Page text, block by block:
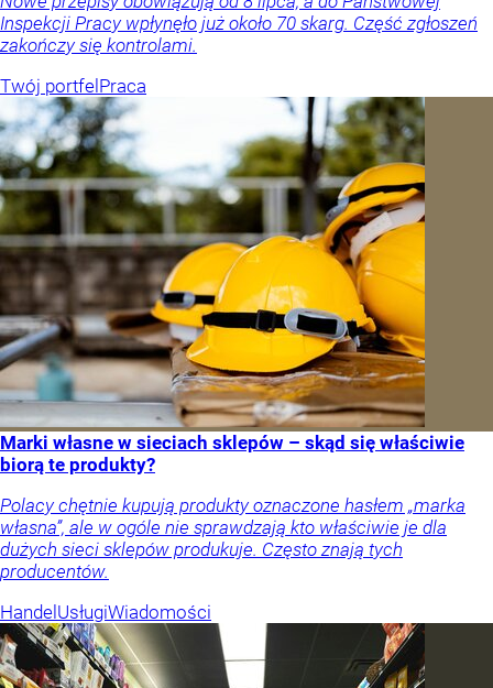
Inspekcji Pracy wpłynęło już około 70 skarg. Część zgłoszeń
zakończy się kontrolami.
Twój portfelPraca
Marki własne w sieciach sklepów – skąd się właściwie
biorą te produkty?
Polacy chętnie kupują produkty oznaczone hasłem „marka
własna”, ale w ogóle nie sprawdzają kto właściwie je dla
dużych sieci sklepów produkuje. Często znają tych
producentów.
HandelUsługiWiadomości